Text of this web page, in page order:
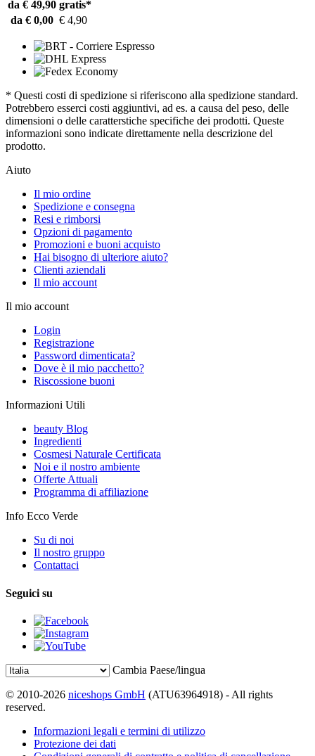
da € 49,90 gratis*
da € 0,00 € 4,90
* Questi costi di spedizione si riferiscono alla spedizione standard.
Potrebbero esserci costi aggiuntivi, ad es. a causa del peso, delle
dimensioni o delle caratterstiche specifiche dei prodotti. Queste
informazioni sono indicate direttamente nella descrizione del
prodotto.
Aiuto
Il mio ordine
Spedizione e consegna
Resi e rimborsi
Opzioni di pagamento
Promozioni e buoni acquisto
Hai bisogno di ulteriore aiuto?
Clienti aziendali
Il mio account
Il mio account
Login
Registrazione
Password dimenticata?
Dove è il mio pacchetto?
Riscossione buoni
Informazioni Utili
beauty Blog
Ingredienti
Cosmesi Naturale Certificata
Noi e il nostro ambiente
Offerte Attuali
Programma di affiliazione
Info Ecco Verde
Su di noi
Il nostro gruppo
Contattaci
Seguici su
Cambia Paese/lingua
© 2010-2026 niceshops GmbH (ATU63964918) - All rights
reserved.
Informazioni legali e termini di utilizzo
Protezione dei dati